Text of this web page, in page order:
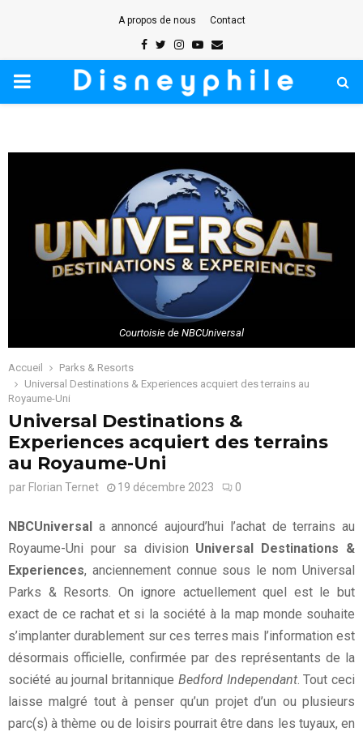
A propos de nous Contact
Facebook
TwitterInstagram
Youtube
Email
PRIMARY
Courtoisie de NBCUniversal
Accueil
Parks & Resorts
Universal Destinations & Experiences acquiert des terrains au
Royaume-Uni
Universal Destinations &
Experiences acquiert des terrains
au Royaume-Uni
par Florian Ternet 19 décembre 2023 0
NBCUniversal a annoncé aujourd’hui l’achat de terrains au
Royaume-Uni pour sa division Universal Destinations &
Experiences, anciennement connue sous le nom Universal
Parks & Resorts. On ignore actuellement quel est le but
exact de ce rachat et si la société à la map monde souhaite
s’implanter durablement sur ces terres mais l’information est
désormais officielle, confirmée par des représentants de la
société au journal britannique Bedford Independant. Tout ceci
laisse malgré tout à penser qu’un projet d’un ou plusieurs
parc(s) à thème ou de loisirs pourrait être dans les tuyaux, en